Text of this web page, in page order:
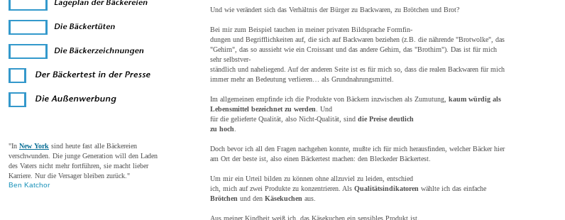
"In New York sind heute fast alle Bäckereien
verschwunden. Die junge Generation will den Laden
des Vaters nicht mehr fortführen, sie macht lieber
Karriere. Nur die Versager bleiben zurück."
Ben Katchor
Und wie verändert sich das Verhältnis der Bürger zu Backwaren, zu Brötchen und Brot?
Bei mir zum Beispiel tauchen in meiner privaten Bildsprache Formfin-
dungen und Begrifflichkeiten auf, die sich auf Backwaren beziehen (z.B. die nährende "Brotwolke", das
"Gehirn", das so aussieht wie ein Croissant und das andere Gehirn, das "Brothirn"). Das ist für mich
sehr selbstver-
ständlich und naheliegend. Auf der anderen Seite ist es für mich so, dass die realen Backwaren für mich
immer mehr an Bedeutung verlieren… als Grundnahrungsmittel.
Im allgemeinen empfinde ich die Produkte von Bäckern inzwischen als Zumutung, kaum würdig als
Lebensmittel bezeichnet zu werden . Und
für die gelieferte Qualität, also Nicht-Qualität, sind die Preise deutlich
zu hoch
Doch bevor ich all den Fragen nachgehen konnte, mußte ich für mich herausfinden, welcher Bäcker hier
am Ort der beste ist, also einen Bäckertest machen: den Bleckeder Bäckertest.
Um mir ein Urteil bilden zu können ohne allzuviel zu leiden, entschied
ich, mich auf zwei Produkte zu konzentrieren. Als Qualitätsindikatoren wählte ich das einfache
Brötchen und den Käsekuchen aus.
Aus meiner Kindheit weiß ich, das Käsekuchen ein sensibles Produkt ist.